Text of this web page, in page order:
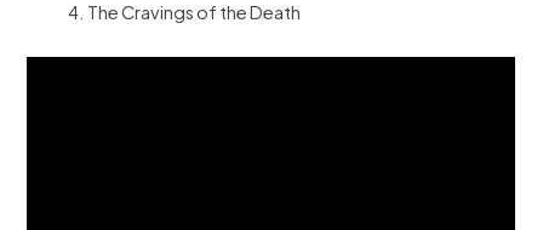
The Cravings of the Death